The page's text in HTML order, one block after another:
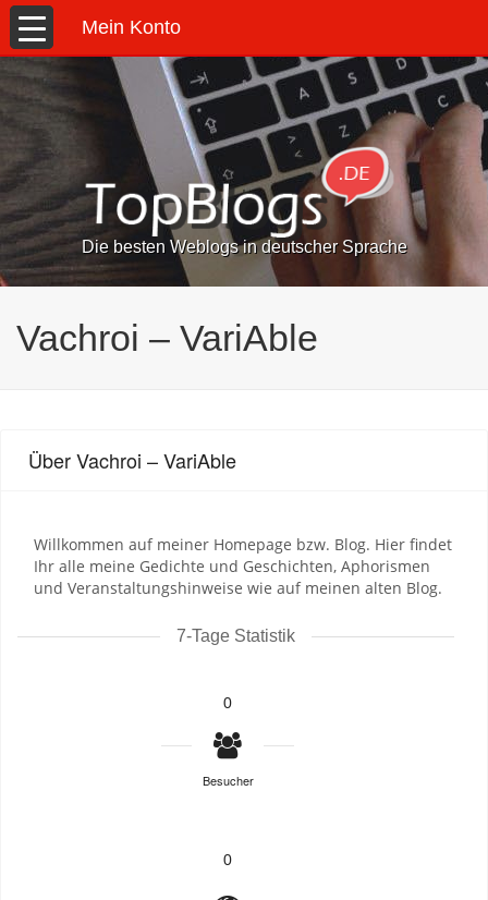
Mein Konto
Die besten Weblogs in deutscher Sprache
Vachroi – VariAble
Über Vachroi – VariAble
Willkommen auf meiner Homepage bzw. Blog. Hier findet
Ihr alle meine Gedichte und Geschichten, Aphorismen
und Veranstaltungshinweise wie auf meinen alten Blog.
7-Tage Statistik
0
Besucher
0